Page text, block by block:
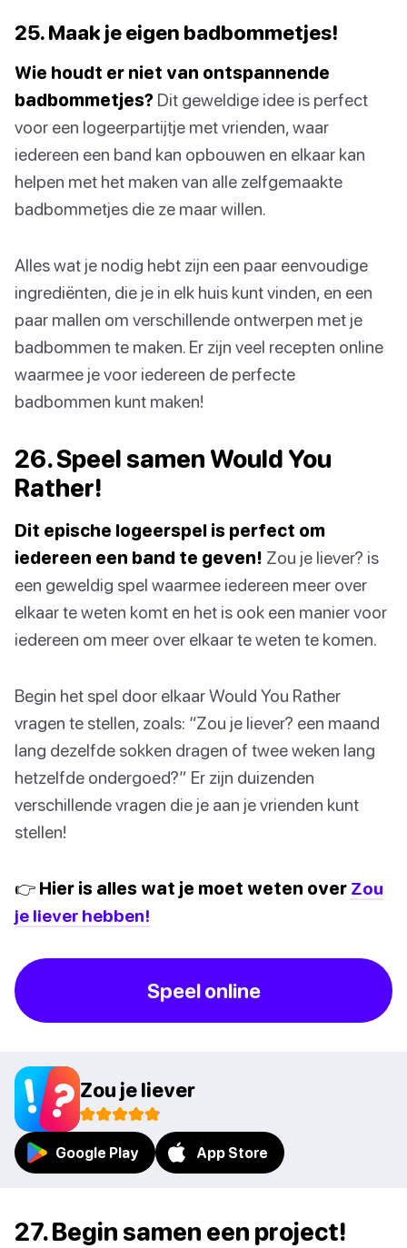
25. Maak je eigen badbommetjes!
Wie houdt er niet van ontspannende
badbommetjes? Dit geweldige idee is perfect
voor een logeerpartijtje met vrienden, waar
iedereen een band kan opbouwen en elkaar kan
helpen met het maken van alle zelfgemaakte
badbommetjes die ze maar willen.
Alles wat je nodig hebt zijn een paar eenvoudige
ingrediënten, die je in elk huis kunt vinden, en een
paar mallen om verschillende ontwerpen met je
badbommen te maken. Er zijn veel recepten online
waarmee je voor iedereen de perfecte
badbommen kunt maken!
26. Speel samen Would You
Rather!
Dit epische logeerspel is perfect om
iedereen een band te geven! Zou je liever? is
een geweldig spel waarmee iedereen meer over
elkaar te weten komt en het is ook een manier voor
iedereen om meer over elkaar te weten te komen.
Begin het spel door elkaar Would You Rather
vragen te stellen, zoals: “Zou je liever? een maand
lang dezelfde sokken dragen of twee weken lang
hetzelfde ondergoed?” Er zijn duizenden
verschillende vragen die je aan je vrienden kunt
stellen!
👉 Hier is alles wat je moet weten over Zou
je liever hebben!
Speel online
Zou je liever
Google Play App Store
27. Begin samen een project!